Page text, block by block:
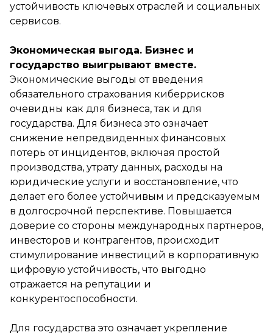
устойчивость ключевых отраслей и социальных
сервисов.
Экономическая выгода. Бизнес и
государство выигрывают вместе.
Экономические выгоды от введения
обязательного страхования киберрисков
очевидны как для бизнеса, так и для
государства. Для бизнеса это означает
снижение непредвиденных финансовых
потерь от инцидентов, включая простой
производства, утрату данных, расходы на
юридические услуги и восстановление, что
делает его более устойчивым и предсказуемым
в долгосрочной перспективе. Повышается
доверие со стороны международных партнеров,
инвесторов и контрагентов, происходит
стимулирование инвестиций в корпоративную
цифровую устойчивость, что выгодно
отражается на репутации и
конкурентоспособности.
Для государства это означает укрепление